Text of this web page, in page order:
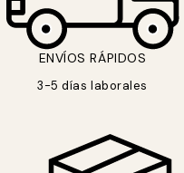
ENVÍOS RÁPIDOS
3-5 días laborales